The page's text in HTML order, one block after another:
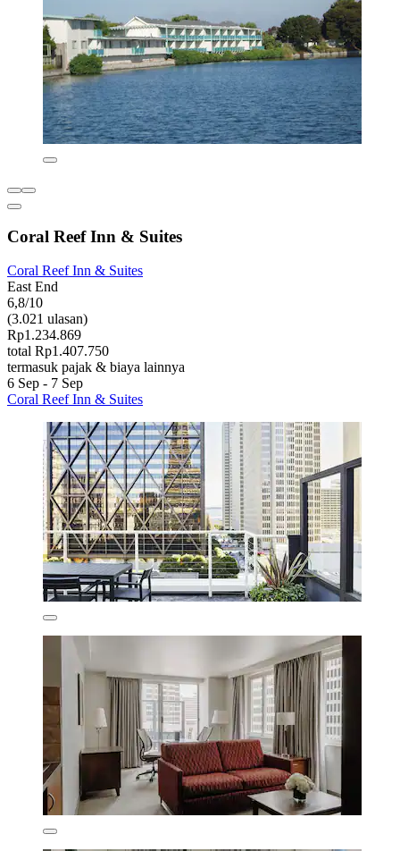
Coral Reef Inn & Suites
Coral Reef Inn & Suites
East End
6,8/10
(3.021 ulasan)
Rp1.234.869
total Rp1.407.750
termasuk pajak & biaya lainnya
6 Sep - 7 Sep
Coral Reef Inn & Suites